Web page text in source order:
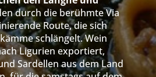
durch die berühmte Via
Route, die sich
schlängelt. Wein
Ligurien exportiert,
Sardellen aus dem Land